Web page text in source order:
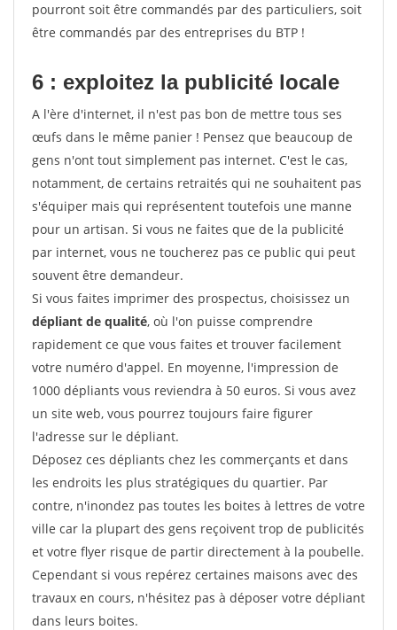
pourront soit être commandés par des particuliers, soit
être commandés par des entreprises du BTP !
6 : exploitez la publicité locale
A l'ère d'internet, il n'est pas bon de mettre tous ses
œufs dans le même panier ! Pensez que beaucoup de
gens n'ont tout simplement pas internet. C'est le cas,
notamment, de certains retraités qui ne souhaitent pas
s'équiper mais qui représentent toutefois une manne
pour un artisan. Si vous ne faites que de la publicité
par internet, vous ne toucherez pas ce public qui peut
souvent être demandeur.
Si vous faites imprimer des prospectus, choisissez un
dépliant de qualité, où l'on puisse comprendre
rapidement ce que vous faites et trouver facilement
votre numéro d'appel. En moyenne, l'impression de
1000 dépliants vous reviendra à 50 euros. Si vous avez
un site web, vous pourrez toujours faire figurer
l'adresse sur le dépliant.
Déposez ces dépliants chez les commerçants et dans
les endroits les plus stratégiques du quartier. Par
contre, n'inondez pas toutes les boites à lettres de votre
ville car la plupart des gens reçoivent trop de publicités
et votre flyer risque de partir directement à la poubelle.
Cependant si vous repérez certaines maisons avec des
travaux en cours, n'hésitez pas à déposer votre dépliant
dans leurs boites.